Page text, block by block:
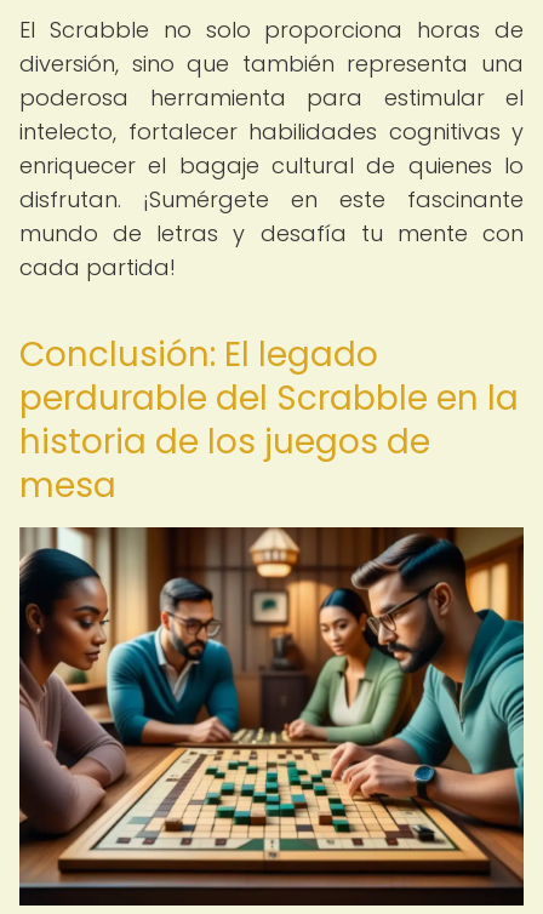
El Scrabble no solo proporciona horas de
diversión, sino que también representa una
poderosa herramienta para estimular el
intelecto, fortalecer habilidades cognitivas y
enriquecer el bagaje cultural de quienes lo
disfrutan. ¡Sumérgete en este fascinante
mundo de letras y desafía tu mente con
cada partida!
Conclusión: El legado
perdurable del Scrabble en la
historia de los juegos de
mesa